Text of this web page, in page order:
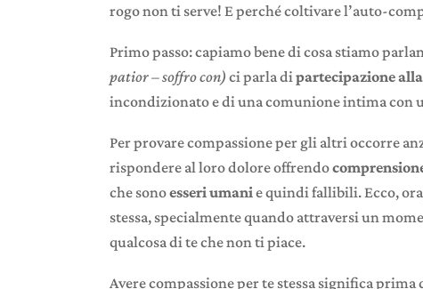
rogo non ti serve! E perché coltivare l’auto-
Primo passo: capiamo bene di cosa stiamo
patior – soffrocon) ci parla di partecipazione
incondizionato e di una comunione intima con
Per provare compassione per gli altri occorre
rispondere al loro dolore offrendo
che sonoesseri umani e quindi fallibili. Ecco,
stessa, specialmente quando attraversi un
qualcosa di te che non ti piace.
Avere compassione per te stessa significa